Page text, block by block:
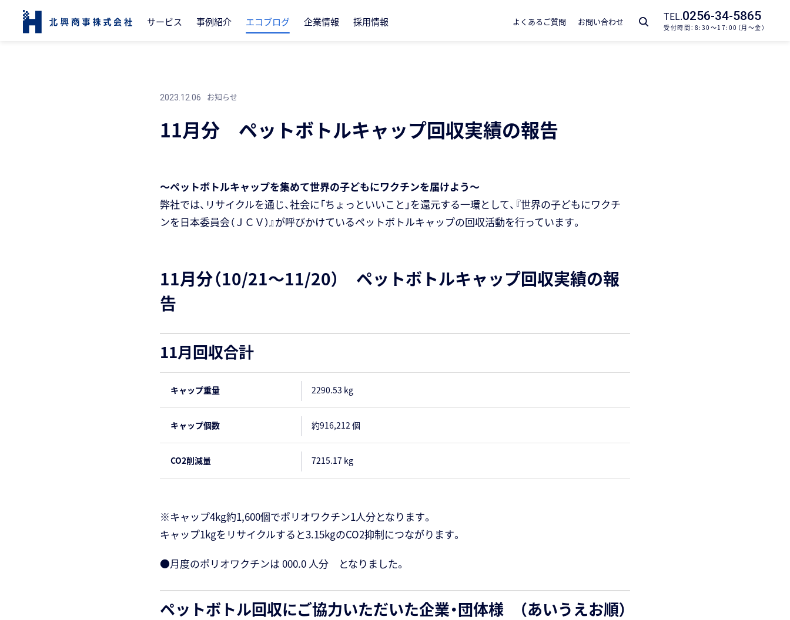
サービス 事例紹介 エコブログ 企業情報 採用情報 よくあるご質問 お問い合わせ TEL.0256-34-5865
受付時間：8:30～17:00（月～金）
2023.12.06 お知らせ
11月分 ペットボトルキャップ回収実績の報告
～ペットボトルキャップを集めて世界の子どもにワクチンを届けよう～
弊社では、リサイクルを通じ、社会に「ちょっといいこと」を還元する一環として、『世界の子どもにワクチ
ンを日本委員会（ＪＣＶ）』が呼びかけているペットボトルキャップの回収活動を行っています。
11月分（10/21～11/20） ペットボトルキャップ回収実績の報
告
11月回収合計
キャップ重量 2290.53 kg
キャップ個数 約916,212 個
CO2削減量 7215.17 kg
※キャップ4kg約1,600個でポリオワクチン1人分となります。
キャップ1kgをリサイクルすると3.15kgのCO2抑制につながります。
●月度のポリオワクチンは 000.0 人分 となりました。
ペットボトル回収にご協力いただいた企業・団体様 （あいうえお順）